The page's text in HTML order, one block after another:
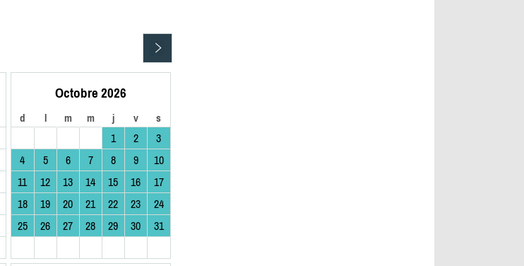
Octobre 2026
d l m m j v s
1 2
3
4
5 6 7 8 9
10
11
12 13 14 15 16
17
18
19 20 21 22 23
24
25
26 27 28 29 30 31